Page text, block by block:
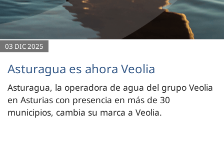
03 DIC 2025
Asturagua es ahora Veolia
Asturagua, la operadora de agua del grupo Veolia
en Asturias con presencia en más de 30
municipios, cambia su marca a Veolia.